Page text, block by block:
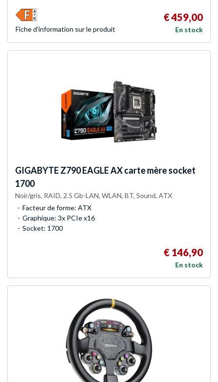
€ 459,00
En stock
Fiche d'infor­mation sur le produit
GIGABYTE Z790 EAGLE AX carte mère socket
1700
Noir/gris, RAID, 2.5 Gb-LAN, WLAN, BT, Sound, ATX
Facteur de forme: ATX
Graphique: 3x PCIe x16
Socket: 1700
€ 146,90
En stock